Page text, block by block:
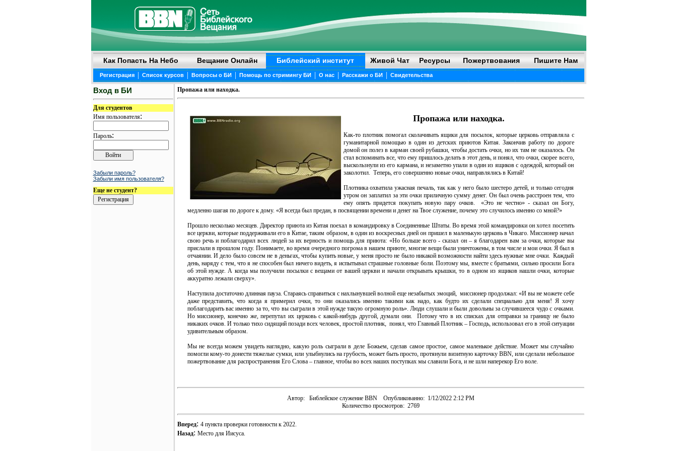
Как Попасть На Небо Вещание Онлайн Библейский институт Живой Чат Ресурсы Пожертвования Пишите Нам
Регистрация | Список курсов | Вопросы о БИ | Помощь по стримингу БИ | О нас | Расскажи о БИ | Свидетельства
Вход в БИ
Для студентов
Имя пользователя:
Пароль:
Забыли пароль?
Забыли имя пользователя?
Еще не студент?
Пропажа или находка.
Пропажа или находка.
Как-то плотник помогал сколачивать ящики для посылок, которые церковь отправляла с
гуманитарной помощью в один из детских приютов Китая. Закончив работу по дороге
домой он полез в карман своей рубашки, чтобы достать очки, но их там не оказалось. Он
стал вспоминать все, что ему пришлось делать в этот день, и понял, что очки, скорее всего,
выскользнули из его кармана, и незаметно упали в один из ящиков с одеждой, который он
заколотил. Теперь, его совершенно новые очки, направлялись в Китай!
Плотника охватила ужасная печаль, так как у него было шестеро детей, и только сегодня
утром он заплатил за эти очки приличную сумму денег. Он был очень расстроен тем, что
ему опять придется покупать новую пару очков. «Это не честно» - сказал он Богу,
медленно шагая по дороге к дому. «Я всегда был предан, в посвящении времени и денег на Твое служение, почему это случилось именно со мной?»
Прошло несколько месяцев. Директор приюта из Китая поехал в командировку в Соединенные Штаты. Во время этой командировки он хотел посетить
все церкви, которые поддерживали его в Китае, таким образом, в один из воскресных дней он пришел в маленькую церковь в Чикаго. Миссионер начал
свою речь и поблагодарил всех людей за их верность и помощь для приюта: «Но больше всего - сказал он – я благодарен вам за очки, которые вы
прислали в прошлом году. Понимаете, во время очередного погрома в нашем приюте, многие вещи были уничтожены, в том числе и мои очки. Я был в
отчаянии. И дело было совсем не в деньгах, чтобы купить новые, у меня просто не было никакой возможности найти здесь нужные мне очки. Каждый
день, наряду с тем, что я не способен был ничего видеть, я испытывал страшные головные боли. Поэтому мы, вместе с братьями, сильно просили Бога
об этой нужде. А когда мы получили посылки с вещами от вашей церкви и начали открывать крышки, то в одном из ящиков нашли очки, которые
аккуратно лежали сверху».
Наступила достаточно длинная пауза. Стараясь справиться с нахлынувшей волной еще незабытых эмоций, миссионер продолжал: «И вы не можете себе
даже представить, что когда я примерил очки, то они оказались именно такими как надо, как будто их сделали специально для меня! Я хочу
поблагодарить вас именно за то, что вы сыграли в этой нужде такую огромную роль». Люди слушали и были довольны за случившееся чудо с очками.
Но миссионер, конечно же, перепутал их церковь с какой-нибудь другой, думали они. Потому что в их списках для отправки за границу не было
никаких очков. И только тихо сидящий позади всех человек, простой плотник, понял, что Главный Плотник – Господь, использовал его в этой ситуации
удивительным образом.
Мы не всегда можем увидеть наглядно, какую роль сыграли в деле Божьем, сделав самое простое, самое маленькое действие. Может мы случайно
помогли кому-то донести тяжелые сумки, или улыбнулись на грубость, может быть просто, протянули визитную карточку BBN, или сделали небольшое
пожертвование для распространения Его Слова – главное, чтобы во всех наших поступках мы славили Бога, и не шли наперекор Его воле.
Автор: Библейское служение BBN Опубликованно: 1/12/2022 2:12 PM
Количество просмотров: 2769
Вперед: 4 пункта проверки готовности к 2022.
Назад: Место для Иисуса.